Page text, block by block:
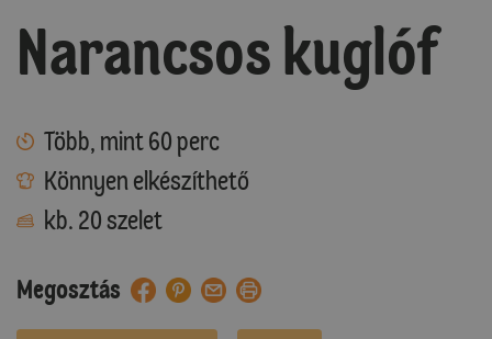
Narancsos kuglóf
Több, mint 60 perc
Könnyen elkészíthető
kb. 20 szelet
Megosztás